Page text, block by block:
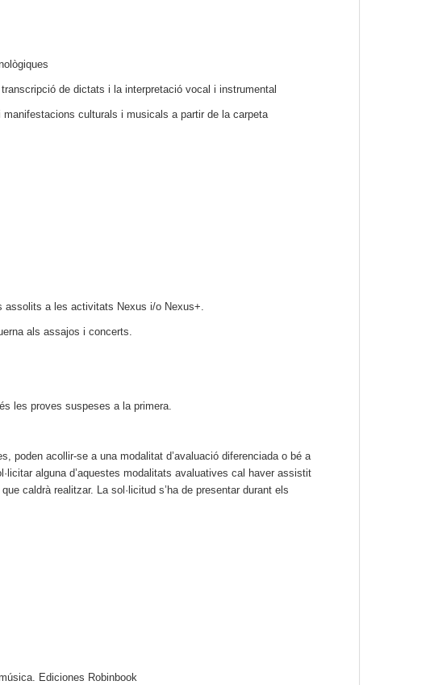
de dictats i la interpretació vocal i instrumental
culturals i musicals a partir de la carpeta
assolits a les activitats Nexus i/o Nexus+.
als assajos i concerts.
les proves suspeses a la primera.
poden acollir-se a una modalitat d’avaluació diferenciada o bé a
alguna d’aquestes modalitats avaluatives cal haver assistit
caldrà realitzar. La sol·licitud s’ha de presentar durant els
Ediciones Robinbook